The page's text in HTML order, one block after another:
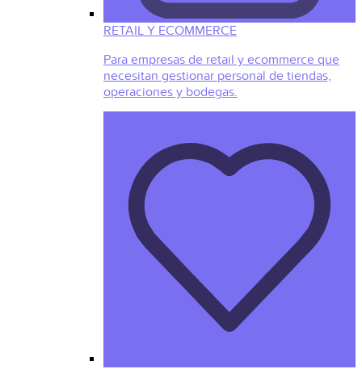
RETAIL Y ECOMMERCE
Para empresas de retail y ecommerce que
necesitan gestionar personal de tiendas,
operaciones y bodegas.